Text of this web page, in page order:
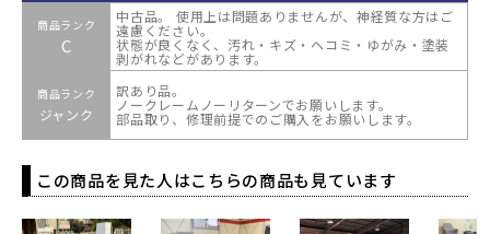
商品ランク
C
中古品。 使用上は問題ありませんが、神経質な方はご
遠慮ください。
状態が良くなく、汚れ・キズ・ヘコミ・ゆがみ・塗装
剥がれなどがあります。
商品ランク
ジャンク
訳あり品。
ノークレームノーリターンでお願いします。
部品取り、修理前提でのご購入をお願いします。
この商品を見た人はこちらの商品も見ています